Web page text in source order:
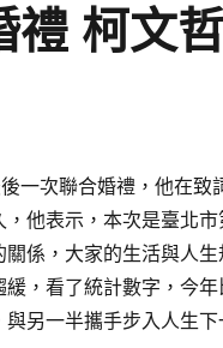
柯文
一次聯合婚禮，他在
他表示，本次是臺北
係，大家的生活與人
，看了統計數字，今
另一半攜手步入人生下